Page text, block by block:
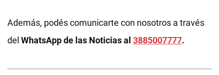
Además, podés comunicarte con nosotros a través
del WhatsApp de las Noticias al 3885007777.